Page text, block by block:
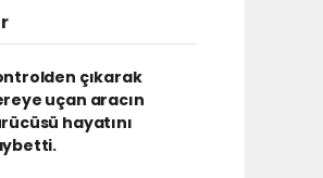
çıkarak
uçan aracın
hayatını